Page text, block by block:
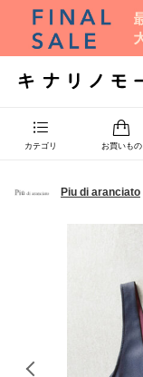
カテゴリ お買いもの
Piu di aranciato